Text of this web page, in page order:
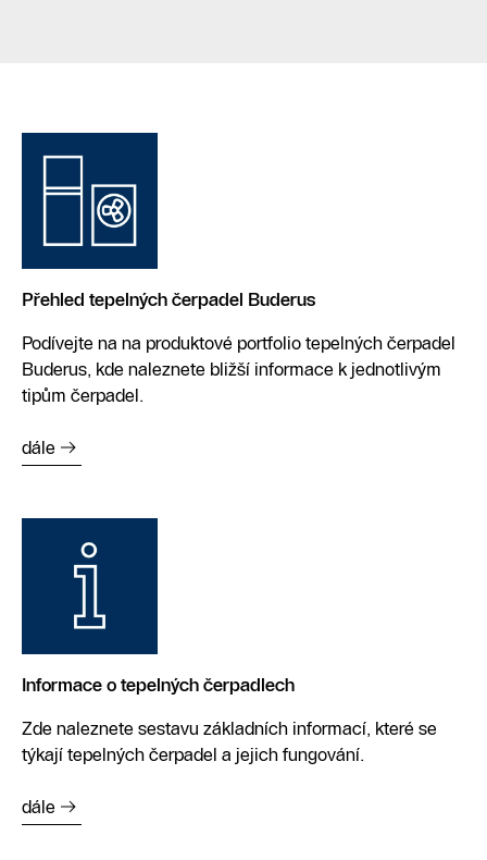
Přehled tepelných čerpadel Buderus
Podívejte na na produktové portfolio tepelných čerpadel
Buderus, kde naleznete bližší informace k jednotlivým
tipům čerpadel.
dále
Informace o tepelných čerpadlech
Zde naleznete sestavu základních informací, které se
týkají tepelných čerpadel a jejich fungování.
dále